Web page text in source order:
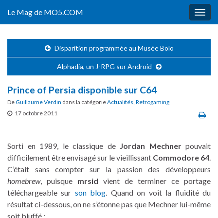
Le Mag de MO5.COM
Disparition programmée au Musée Bolo
Alphadia, un J-RPG sur Android
Prince of Persia disponible sur C64
DeGuillaume Verdin dans la catégorieActualités, Retrogaming
17 octobre 2011
Sorti en 1989, le classique de Jordan Mechnerpouvait
difficilement être envisagé sur le vieillissant Commodore 64.
C’était sans compter sur la passion des développeurs
homebrew, puisque mrsid vient de terminer ce portage
téléchargeable sur son blog. Quand on voit la fluidité du
résultat ci-dessous, on ne s’étonne pas que Mechner lui-même
soit bluffé :